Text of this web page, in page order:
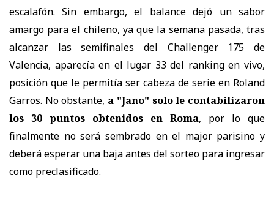
escalafón. Sin embargo, el balance dejó un sabor
amargo para el chileno, ya que la semana pasada, tras
alcanzar las semifinales del Challenger 175 de
Valencia, aparecía en el lugar 33 del ranking en vivo,
posición que le permitía ser cabeza de serie en Roland
Garros. No obstante, a "Jano" solo le contabilizaron
los 30 puntos obtenidos en Roma, por lo que
finalmente no será sembrado en el major parisino y
deberá esperar una baja antes del sorteo para ingresar
como preclasificado.